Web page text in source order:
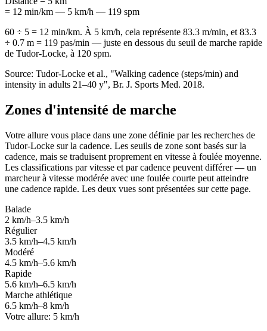
= 12 min/km — 5 km/h — 119 spm
60 ÷ 5 = 12 min/km. À 5 km/h, cela représente 83.3 m/min, et 83.3
÷ 0.7 m = 119 pas/min — juste en dessous du seuil de marche rapide
de Tudor-Locke, à 120 spm.
Source: Tudor-Locke et al., "Walking cadence (steps/min) and
intensity in adults 21–40 y", Br. J. Sports Med. 2018.
Zones d'intensité de marche
Votre allure vous place dans une zone définie par les recherches de
Tudor-Locke sur la cadence. Les seuils de zone sont basés sur la
cadence, mais se traduisent proprement en vitesse à foulée moyenne.
Les classifications par vitesse et par cadence peuvent différer — un
marcheur à vitesse modérée avec une foulée courte peut atteindre
une cadence rapide. Les deux vues sont présentées sur cette page.
Balade
2 km/h–3.5 km/h
Régulier
3.5 km/h–4.5 km/h
Modéré
4.5 km/h–5.6 km/h
Rapide
5.6 km/h–6.5 km/h
Marche athlétique
6.5 km/h–8 km/h
Votre allure: 5 km/h